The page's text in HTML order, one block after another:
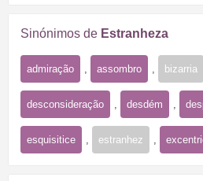
Sinónimos de Estranheza
admiração assombro bizarria
desconsideração desdém
esquisitice estranhez